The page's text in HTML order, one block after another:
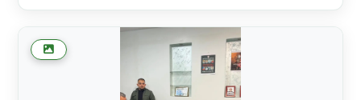
(English) * Description Existing Media
Attachments في اطار تطوير القطاع الصحي:
السفير الاسعد وابو العينين وشديد يتفقدون